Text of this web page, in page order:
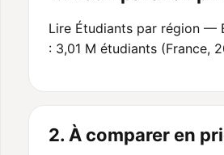
Lire Étudiants par région —
: 3,01 M étudiants (France,
2. À comparer en